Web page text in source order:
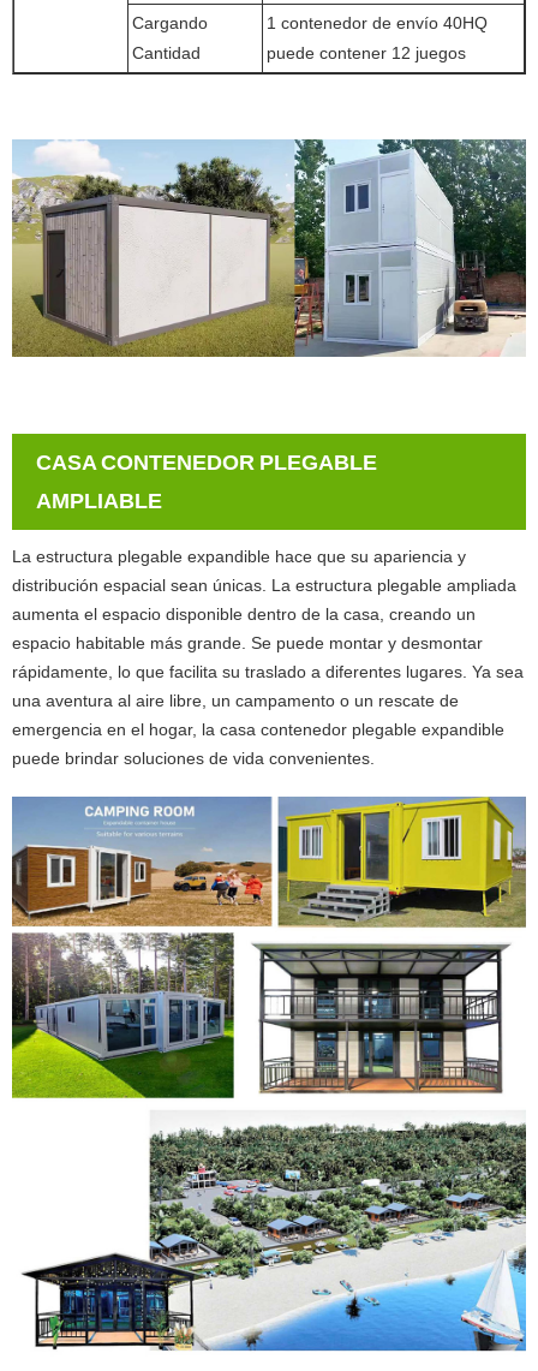
Cargando
Cantidad
1 contenedor de envío 40HQ
puede contener 12 juegos
CASA CONTENEDOR PLEGABLE
AMPLIABLE
La estructura plegable expandible hace que su apariencia y
distribución espacial sean únicas. La estructura plegable ampliada
aumenta el espacio disponible dentro de la casa, creando un
espacio habitable más grande. Se puede montar y desmontar
rápidamente, lo que facilita su traslado a diferentes lugares. Ya sea
una aventura al aire libre, un campamento o un rescate de
emergencia en el hogar, la casa contenedor plegable expandible
puede brindar soluciones de vida convenientes.